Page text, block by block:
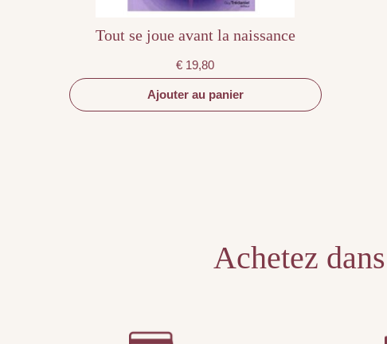
Tout se joue avant la naissance
€ 19,80
Ajouter au panier
Achetez